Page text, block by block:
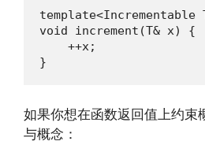
template<Incrementable
void increment(T& x) {
    ++x;
}
如果你想在函数返回值上约束
与概念：